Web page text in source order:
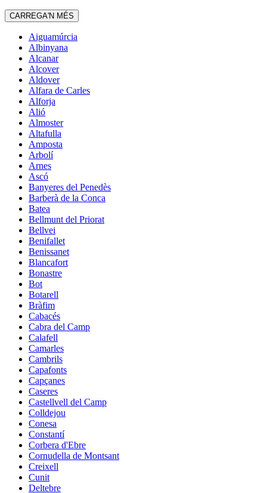
CARREGA'N MÉS
Aiguamúrcia
Albinyana
Alcanar
Alcover
Aldover
Alfara de Carles
Alforja
Alió
Almoster
Altafulla
Amposta
Arbolí
Arnes
Ascó
Banyeres del Penedès
Barberà de la Conca
Batea
Bellmunt del Priorat
Bellvei
Benifallet
Benissanet
Blancafort
Bonastre
Bot
Botarell
Bràfim
Cabacés
Cabra del Camp
Calafell
Camarles
Cambrils
Capafonts
Capçanes
Caseres
Castellvell del Camp
Colldejou
Conesa
Constantí
Corbera d'Ebre
Cornudella de Montsant
Creixell
Cunit
Deltebre